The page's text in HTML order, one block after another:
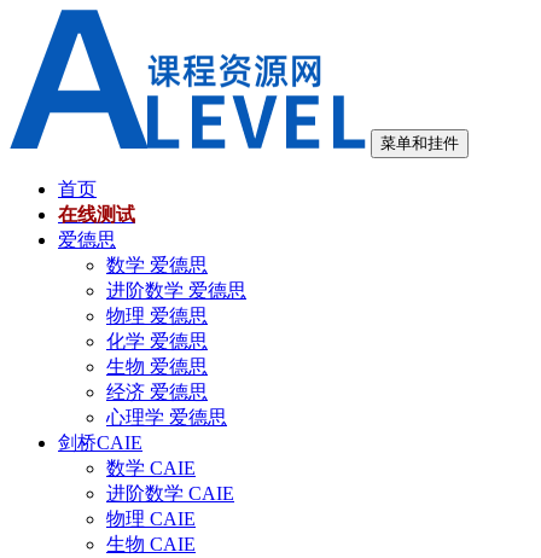
菜单和挂件
首页
在线测试
爱德思
数学 爱德思
进阶数学 爱德思
物理 爱德思
化学 爱德思
生物 爱德思
经济 爱德思
心理学 爱德思
剑桥CAIE
数学 CAIE
进阶数学 CAIE
物理 CAIE
生物 CAIE